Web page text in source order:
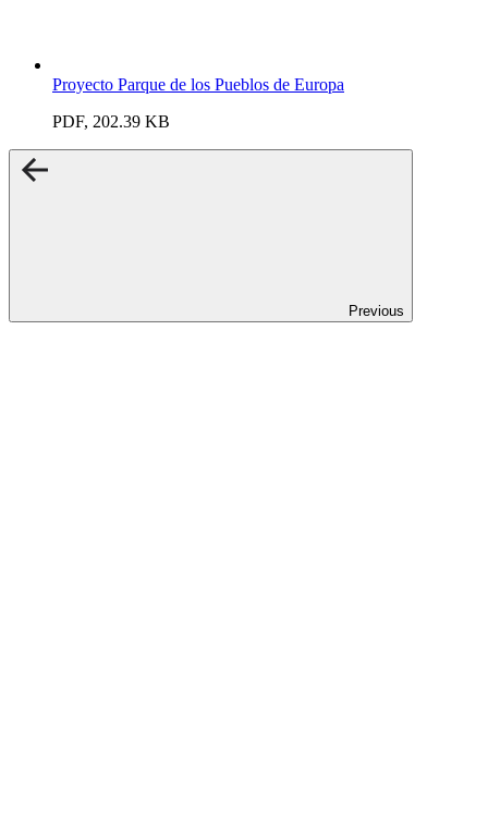
Proyecto Parque de los Pueblos de Europa
PDF, 202.39 KB
Previous